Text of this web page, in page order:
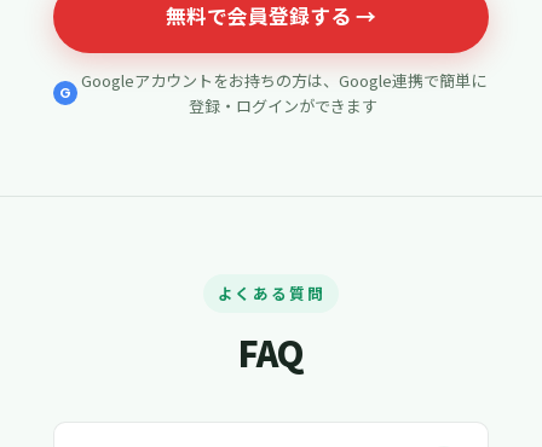
無料で会員登録する →
G
Googleアカウントをお持ちの方は、Google連携で簡単に
登録・ログインができます
よくある質問
FAQ